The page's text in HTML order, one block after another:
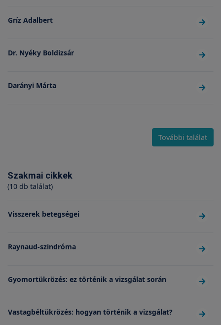
Gríz Adalbert
Dr. Nyéky Boldizsár
Darányi Márta
További találat
Szakmai cikkek
(10 db találat)
Visszerek betegségei
Raynaud-szindróma
Gyomortükrözés: ez történik a vizsgálat során
Vastagbéltükrözés: hogyan történik a vizsgálat?